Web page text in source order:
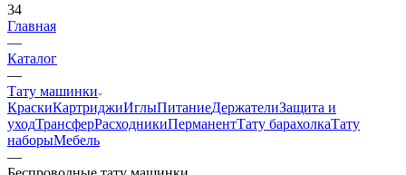
34
Главная
—
Каталог
—
Тату машинки
КраскиКартриджиИглыПитаниеДержателиЗащита и
уходТрансферРасходникиПерманентТату барахолкаТату
наборыМебель
—